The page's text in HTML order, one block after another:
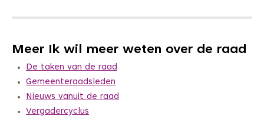
Meer Ik wil meer weten over de raad
De taken van de raad
Gemeenteraadsleden
Nieuws vanuit de raad
Vergadercyclus